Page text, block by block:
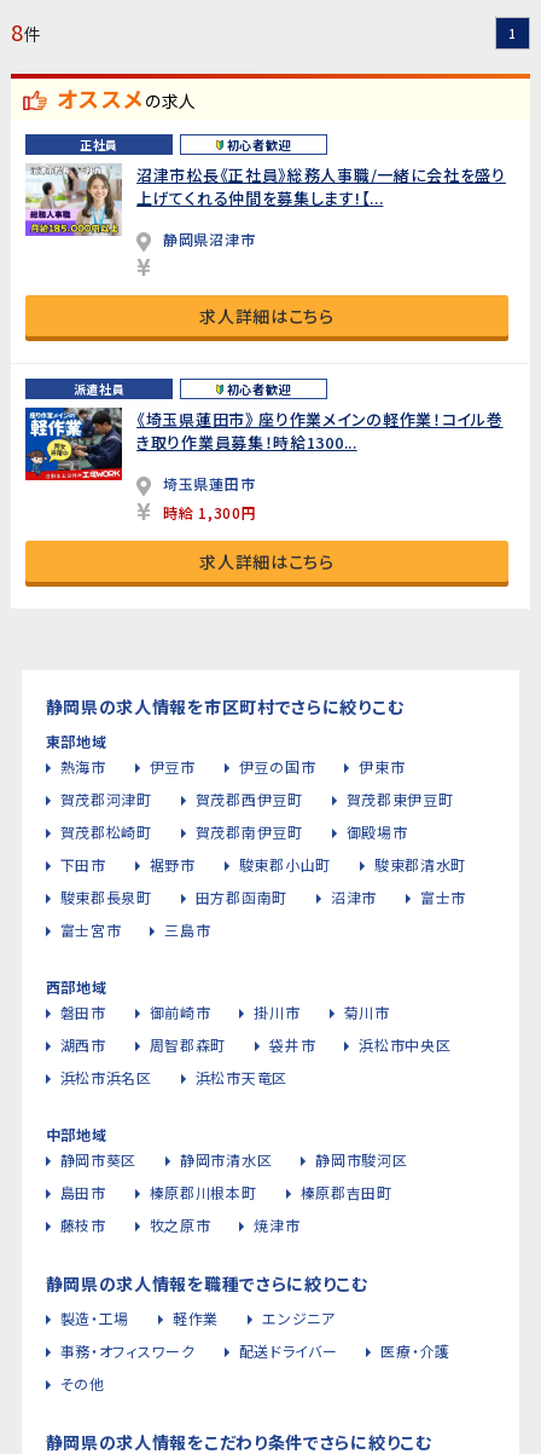
8件 1
オススメの求人
正社員 初心者歓迎
沼津市松長《正社員》総務人事職/一緒に会社を盛り
上げてくれる仲間を募集します!【...
静岡県沼津市
求人詳細はこちら
派遣社員 初心者歓迎
《埼玉県蓮田市》 座り作業メインの軽作業！コイル巻
き取り作業員募集！時給1300...
埼玉県蓮田市
時給 1,300円
求人詳細はこちら
静岡県の求人情報を市区町村でさらに絞りこむ
東部地域
熱海市
伊豆市 伊豆の国市
伊東市
賀茂郡河津町
賀茂郡西伊豆町
賀茂郡東伊豆町
賀茂郡松崎町
賀茂郡南伊豆町
御殿場市
下田市
裾野市 駿東郡小山町
駿東郡清水町
駿東郡長泉町
田方郡函南町 沼津市
富士市
富士宮市
三島市
西部地域
磐田市
御前崎市 掛川市
菊川市
湖西市
周智郡森町 袋井市
浜松市中央区
浜松市浜名区
浜松市天竜区
中部地域
静岡市葵区
静岡市清水区
静岡市駿河区
島田市
榛原郡川根本町
榛原郡吉田町
藤枝市
牧之原市 焼津市
静岡県の求人情報を職種でさらに絞りこむ
製造・工場 軽作業
エンジニア
事務・オフィスワーク
配送ドライバー
医療・介護
その他
静岡県の求人情報をこだわり条件でさらに絞りこむ